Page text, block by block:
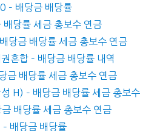
– 배당금 배당률
배당률 세금 총보수 연금
당금 배당률 세금 총보수 연금
혼합 – 배당금 배당률 내역
금 배당률 세금 총보수 연금
H) – 배당금 배당률 세금 총보수
배당률 세금 총보수 연금
배당금 배당률